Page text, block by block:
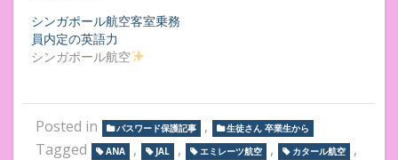
シンガポール航空客室乗務
員内定の英語力
シンガポール航空
Posted in パスワード保護記事 , 生徒さん 卒業生から
Tagged ANA , JAL , エミレーツ航空 , カタール航空 ,